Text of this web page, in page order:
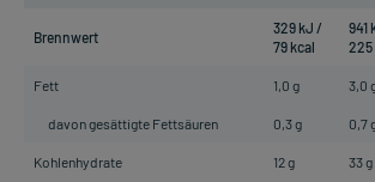
Brennwert
329 kJ /
79 kcal
941
225
Fett 1,0 g 3,0
davon gesättigte Fettsäuren 0,3 g 0,7
Kohlenhydrate 12 g 33 g